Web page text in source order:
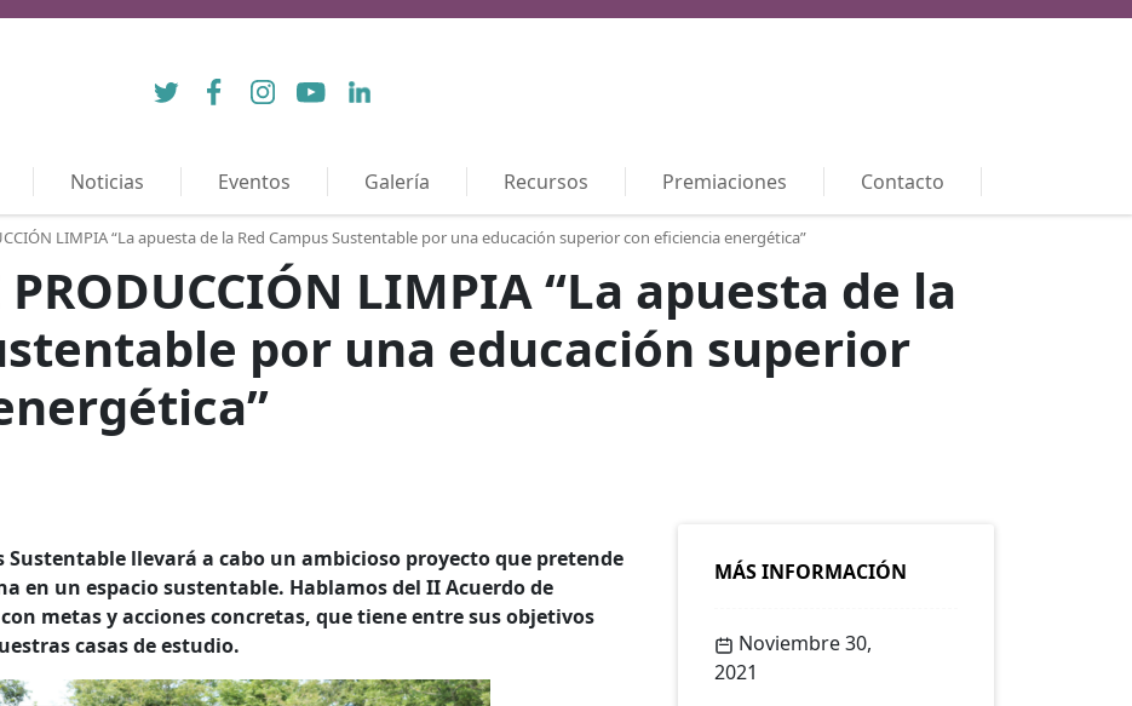
Twitter FacebookInstagramYouTubeLinkedIn
Noticias Eventos Galería Recursos Premiaciones Contacto
LIMPIA “La apuesta de la Red Campus Sustentable por una educación superior con eficiencia energética”
PRODUCCIÓN LIMPIA “La apuesta de la
por una educación superior
Sustentable llevará a cabo un ambicioso proyecto que pretende
en un espacio sustentable. Hablamos del II Acuerdo de
metas y acciones concretas, que tiene entre sus objetivos
casas de estudio.
MÁS INFORMACIÓN
Noviembre 30,
2021